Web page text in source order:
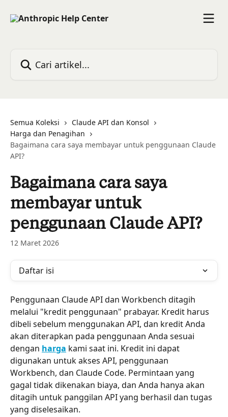
Semua Koleksi
Claude API dan Konsol
Harga dan Penagihan
Bagaimana cara saya membayar untuk penggunaan Claude
API?
Bagaimana cara saya
membayar untuk
penggunaan Claude API?
12 Maret 2026
Daftar isi
Penggunaan Claude API dan Workbench ditagih
melalui "kredit penggunaan" prabayar. Kredit harus
dibeli sebelum menggunakan API, dan kredit Anda
akan diterapkan pada penggunaan Anda sesuai
dengan harga kami saat ini. Kredit ini dapat
digunakan untuk akses API, penggunaan
Workbench, dan Claude Code. Permintaan yang
gagal tidak dikenakan biaya, dan Anda hanya akan
ditagih untuk panggilan API yang berhasil dan tugas
yang diselesaikan.